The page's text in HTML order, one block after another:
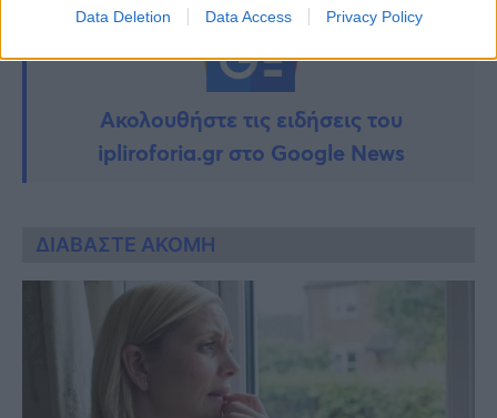
Data Deletion Data Access Privacy Policy
Ακολουθήστε τις ειδήσεις του
ipliroforia.gr στο Google News
ΔΙΑΒΑΣΤΕ ΑΚΟΜΗ